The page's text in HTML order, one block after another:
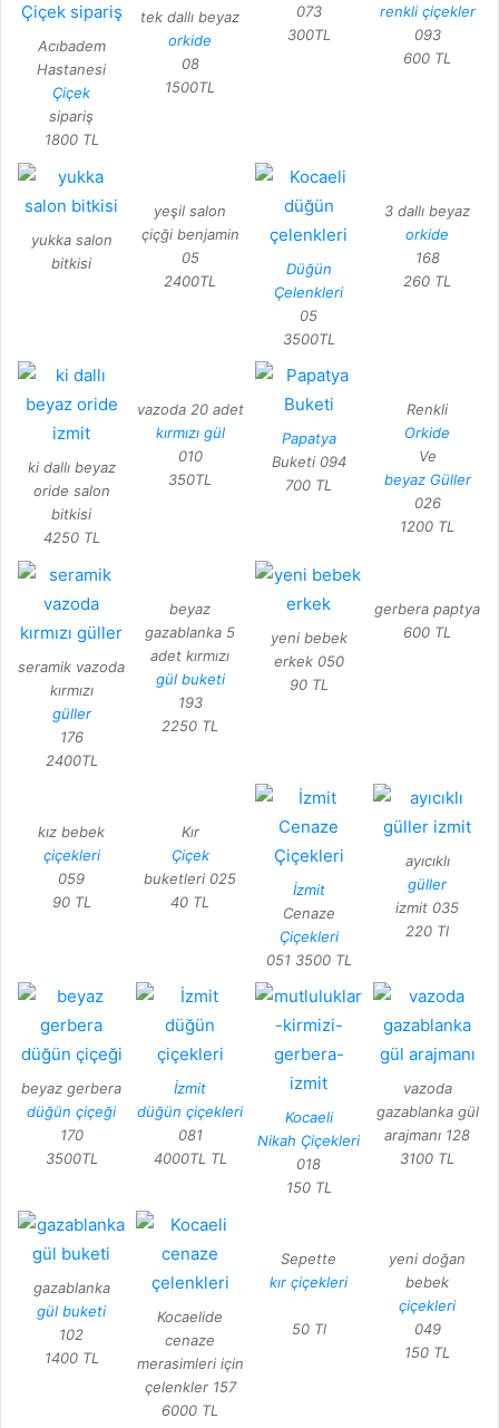
Acıbadem
Hastanesi
Çiçek
sipariş
1800 TL
tek dallı beyaz
orkide
08
1500TL
073
300TL
renkli çiçekler
093
600 TL
yukka salon
bitkisi
yeşil salon
çiçği benjamin
05
2400TL
Düğün
Çelenkleri
05
3500TL
3 dallı beyaz
orkide
168
260 TL
ki dallı beyaz
oride salon
bitkisi
4250 TL
vazoda 20 adet
kırmızı gül
010
350TL
Papatya
Buketi 094
700 TL
Renkli
Orkide
Ve
beyaz Güller
026
1200 TL
seramik vazoda
kırmızı
güller
176
2400TL
beyaz
gazablanka 5
adet kırmızı
gül buketi
193
2250 TL
yeni bebek
erkek 050
90 TL
gerbera paptya
600 TL
kız bebek
çiçekleri
059
90 TL
Kır
Çiçek
buketleri 025
40 TL
İzmit
Cenaze
Çiçekleri
051 3500 TL
ayıcıklı
güller
izmit 035
220 Tl
beyaz gerbera
düğün çiçeği
170
3500TL
İzmit
düğün çiçekleri
081
4000TL TL
Kocaeli
Nikah Çiçekleri
018
150 TL
vazoda
gazablanka gül
arajmanı 128
3100 TL
gazablanka
gül buketi
102
1400 TL
Kocaelide
cenaze
merasimleri için
çelenkler 157
6000 TL
Sepette
kır çiçekleri
50 Tl
yeni doğan
bebek
çiçekleri
049
150 TL